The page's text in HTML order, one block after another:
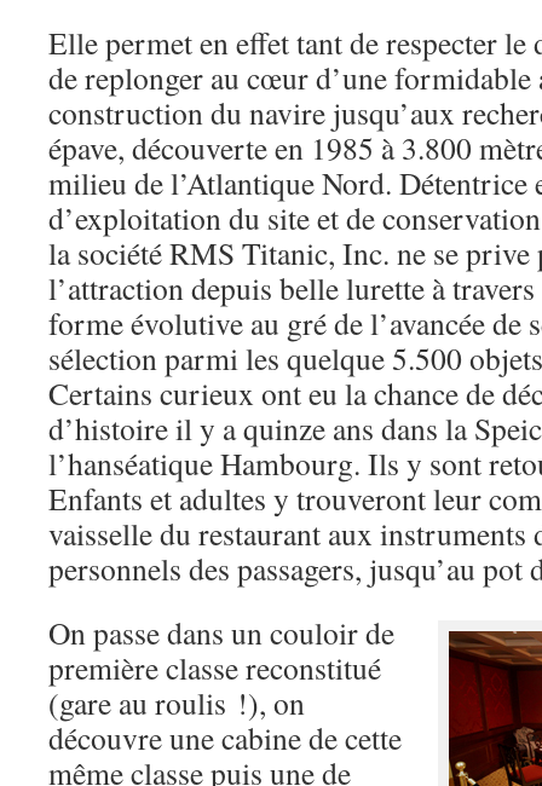
Elle permet en effet tant de respecter
de replonger au cœur d’une formidable
construction du navire jusqu’aux
épave, découverte en 1985 à 3.800
milieu de l’Atlantique Nord. Détentrice
d’exploitation du site et de
la société RMS Titanic, Inc. ne se prive
l’attraction depuis belle lurette à
forme évolutive au gré de l’avancée de
sélection parmi les quelque 5.500
Certains curieux ont eu la chance de
d’histoire il y a quinze ans dans la
l’hanséatique Hambourg. Ils y sont
Enfants et adultes y trouveront leur
vaisselle du restaurant aux instruments
personnels des passagers, jusqu’au
On passe dans un couloir de
première classe reconstitué
(gare au roulis !), on
découvre une cabine de cette
même classe puis une de